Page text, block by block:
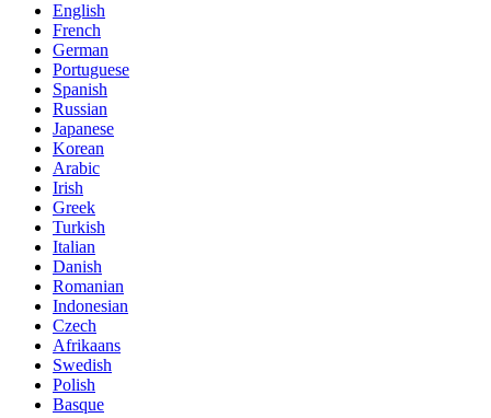
English
French
German
Portuguese
Spanish
Russian
Japanese
Korean
Arabic
Irish
Greek
Turkish
Italian
Danish
Romanian
Indonesian
Czech
Afrikaans
Swedish
Polish
Basque